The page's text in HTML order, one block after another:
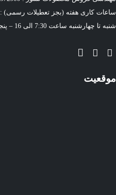
ساعات کاری هفته (بجز تعطیلات رسمی) :
شنبه تا چهارشنبه ساعت 7:30 الی 16 – پنجشنبه ساعت 7:30 الی 13
موقعیت